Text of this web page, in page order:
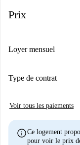
Prix
Loyer mensuel
Type de contrat
Voir tous les paiements
infoCe logement
pour voir le prix